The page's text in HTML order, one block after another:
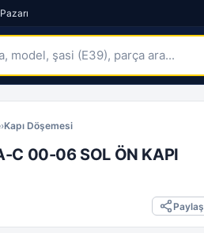
›Kapı Döşemesi
C 00-06 SOL ÖN KAPI
Paylaş